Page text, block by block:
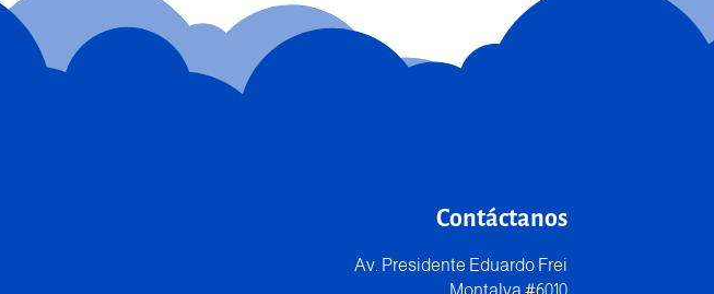
Contáctanos
Av. Presidente Eduardo Frei
Montalva #6010